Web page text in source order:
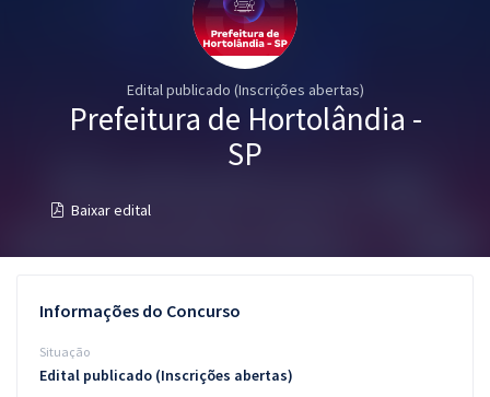
Questões grátis
Conteúdo gratuito
Edital publicado (Inscrições abertas)
Prefeitura de Hortolândia -
SP
Baixar edital
Informações do Concurso
Situação
Edital publicado (Inscrições abertas)